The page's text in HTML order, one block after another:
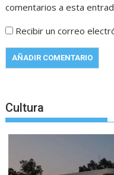
comentarios a esta
Recibir un correo
Cultura